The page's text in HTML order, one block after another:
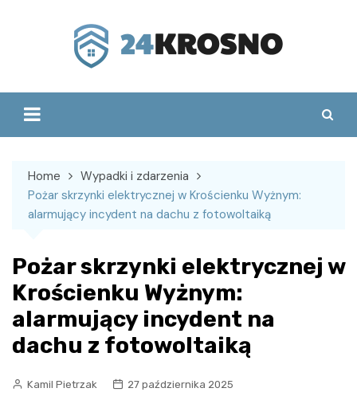
Home
Wypadki i zdarzenia
Pożar skrzynki elektrycznej w Krościenku Wyżnym:
alarmujący incydent na dachu z fotowoltaiką
Pożar skrzynki elektrycznej w
Krościenku Wyżnym:
alarmujący incydent na
dachu z fotowoltaiką
Kamil Pietrzak
27 października 2025